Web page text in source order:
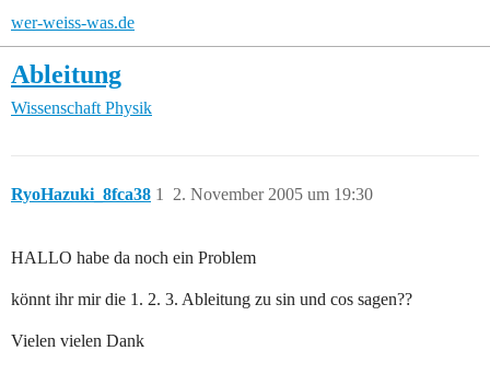
wer-weiss-was.de
Ableitung
Wissenschaft Physik
RyoHazuki_8fca38 2. November 2005 um 19:30
1
HALLO habe da noch ein Problem
könnt ihr mir die 1. 2. 3. Ableitung zu sin und cos sagen??
Vielen vielen Dank